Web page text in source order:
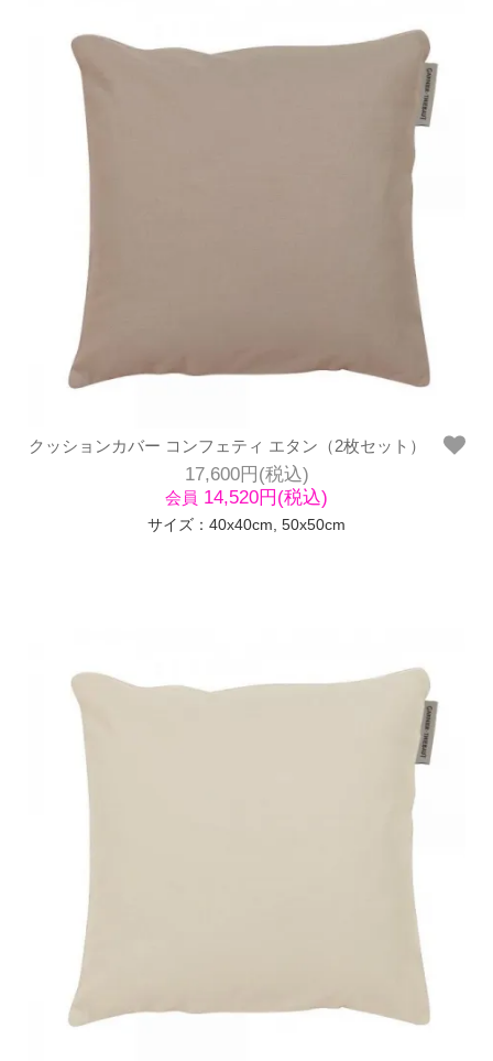
クッションカバー コンフェティ エタン（2枚セット）
17,600円(税込)
会員 14,520円(税込)
サイズ：40x40cm, 50x50cm